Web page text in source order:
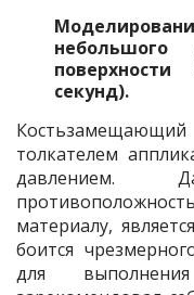
секунд).
толкателем
давлением.
материалу,
боится
для